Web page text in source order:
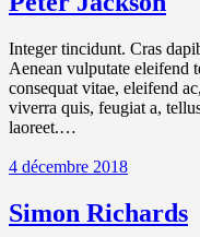
Integer tincidunt. Cras
Aenean vulputate eleifend
consequat vitae, eleifend
viverra quis, feugiat a,
laoreet.…
4 décembre 2018
Simon Richards